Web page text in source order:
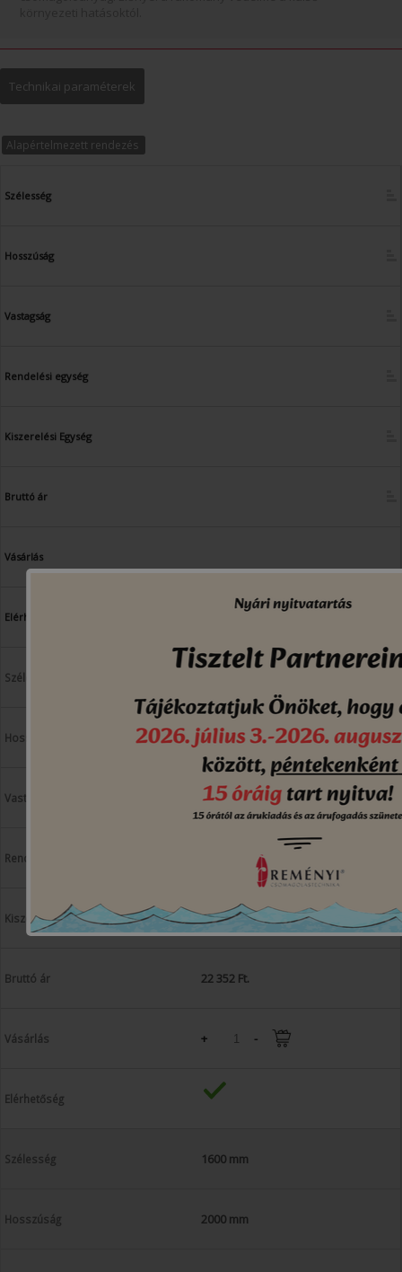
Technikai paraméterek
Alapértelmezett rendezés
Szélesség
Hosszúság
Vastagság
Rendelési egység
Kiszerelési Egység
Bruttó ár
Vásárlás
Elérhetőség
1600 mm
25 µ
250 lap/tekercs
22 352 Ft.
+ -
1600 mm
2000 mm